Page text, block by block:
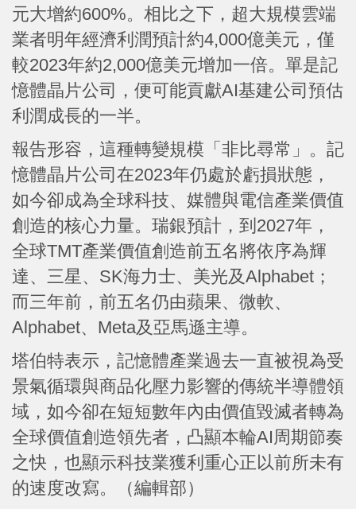
元大增約600%。相比之下，超大規模雲端
業者明年經濟利潤預計約4,000億美元，僅
較2023年約2,000億美元增加一倍。單是記
憶體晶片公司，便可能貢獻AI基建公司預估
利潤成長的一半。
報告形容，這種轉變規模「非比尋常」。記
憶體晶片公司在2023年仍處於虧損狀態，
如今卻成為全球科技、媒體與電信產業價值
創造的核心力量。瑞銀預計，到2027年，
全球TMT產業價值創造前五名將依序為輝
達、三星、SK海力士、美光及Alphabet；
而三年前，前五名仍由蘋果、微軟、
Alphabet、Meta及亞馬遜主導。
塔伯特表示，記憶體產業過去一直被視為受
景氣循環與商品化壓力影響的傳統半導體領
域，如今卻在短短數年內由價值毀滅者轉為
全球價值創造領先者，凸顯本輪AI周期節奏
之快，也顯示科技業獲利重心正以前所未有
的速度改寫。（編輯部）